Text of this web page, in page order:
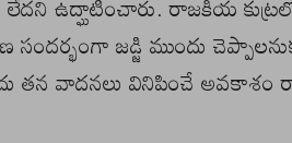
జడ్జి ముందు
తన వాదనలు వినిపించే